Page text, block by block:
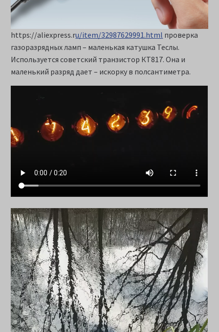
https://aliexpress.ru/item/32987629991.html проверка
газоразрядных ламп – маленькая катушка Теслы.
Используется советский транзистор КТ817. Она и
маленький разряд дает – искорку в полсантиметра.